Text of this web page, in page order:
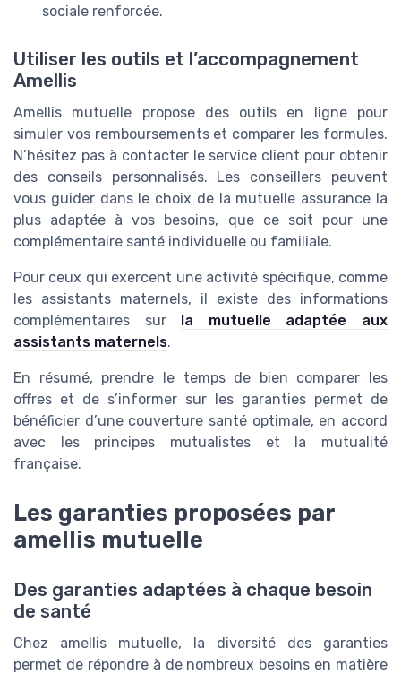
sociale renforcée.
Utiliser les outils et l’accompagnement
Amellis
Amellis mutuelle propose des outils en ligne pour
simuler vos remboursements et comparer les formules.
N’hésitez pas à contacter le service client pour obtenir
des conseils personnalisés. Les conseillers peuvent
vous guider dans le choix de la mutuelle assurance la
plus adaptée à vos besoins, que ce soit pour une
complémentaire santé individuelle ou familiale.
Pour ceux qui exercent une activité spécifique, comme
les assistants maternels, il existe des informations
complémentaires sur
la mutuelle adaptée aux
assistants maternels.
En résumé, prendre le temps de bien comparer les
offres et de s’informer sur les garanties permet de
bénéficier d’une couverture santé optimale, en accord
avec les principes mutualistes et la mutualité
française.
Les garanties proposées par
amellis mutuelle
Des garanties adaptées à chaque besoin
de santé
Chez amellis mutuelle, la diversité des garanties
permet de répondre à de nombreux besoins en matière